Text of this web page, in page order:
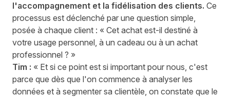
l'accompagnement et la fidélisation des clients. Ce
processus est déclenché par une question simple,
posée à chaque client : « Cet achat est-il destiné à
votre usage personnel, à un cadeau ou à un achat
professionnel ? »
Tim : « Et si ce point est si important pour nous, c'est
parce que dès que l'on commence à analyser les
données et à segmenter sa clientèle, on constate que le